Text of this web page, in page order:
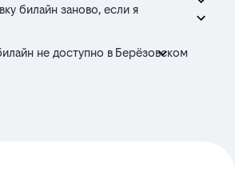
билайн заново, если я
не доступно в Берёзовском